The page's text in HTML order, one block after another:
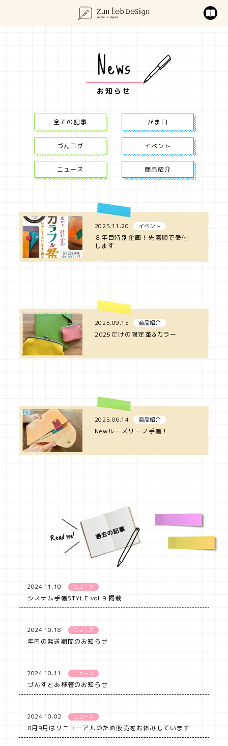
News
お知らせ
全ての記事 がま口
づんログ イベント
ニュース 商品紹介
2025.11.20 イベント
８年目特別企画！先着順で受付
します
2025.09.15 商品紹介
2025だけの限定革&カラー
2025.06.14 商品紹介
Newルーズリーフ手帳！
2024.11.10 ニュース
システム手帳STYLE vol.9 掲載
2024.10.18 ニュース
年内の発送期間のお知らせ
2024.10.11 ニュース
づんすとあ移管のお知らせ
2024.10.02 ニュース
8月9月はリニューアルのため販売をお休みしています